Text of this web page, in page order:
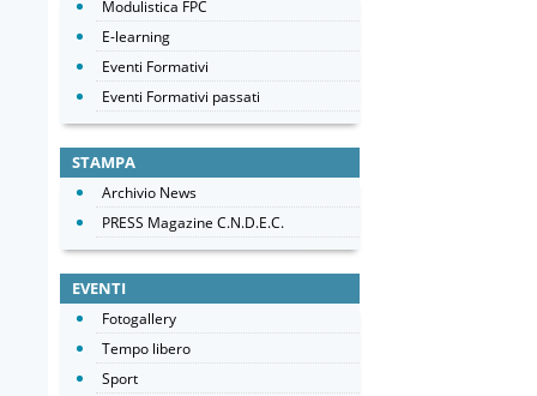
Modulistica FPC
E-learning
Eventi Formativi
Eventi Formativi passati
STAMPA
Archivio News
PRESS Magazine C.N.D.E.C.
EVENTI
Fotogallery
Tempo libero
Sport